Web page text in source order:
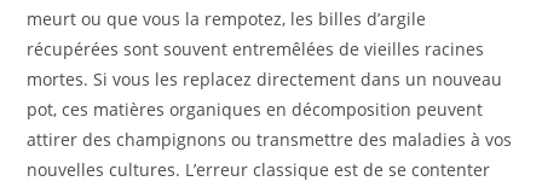
meurt ou que vous la rempotez, les billes d’argile
récupérées sont souvent entremêlées de vieilles racines
mortes. Si vous les replacez directement dans un nouveau
pot, ces matières organiques en décomposition peuvent
attirer des champignons ou transmettre des maladies à vos
nouvelles cultures. L’erreur classique est de se contenter